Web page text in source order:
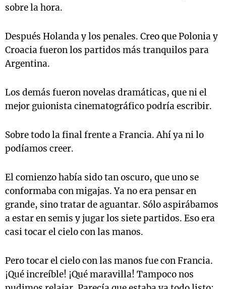
sobre la hora.
Después Holanda y los penales. Creo que Polonia y
Croacia fueron los partidos más tranquilos para
Argentina.
Los demás fueron novelas dramáticas, que ni el
mejor guionista cinematográfico podría escribir.
Sobre todo la final frente a Francia. Ahí ya ni lo
podíamos creer.
El comienzo había sido tan oscuro, que uno se
conformaba con migajas. Ya no era pensar en
grande, sino tratar de aguantar. Sólo aspirábamos
a estar en semis y jugar los siete partidos. Eso era
casi tocar el cielo con las manos.
Pero tocar el cielo con las manos fue con Francia.
¡Qué increíble! ¡Qué maravilla! Tampoco nos